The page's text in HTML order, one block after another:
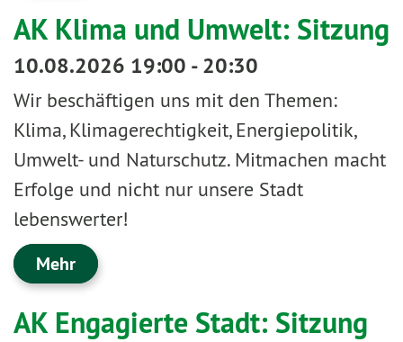
AK Klima und Umwelt: Sitzung
10.08.2026 19:00 - 20:30
Wir beschäftigen uns mit den Themen:
Klima, Klimagerechtigkeit, Energiepolitik,
Umwelt- und Naturschutz. Mitmachen macht
Erfolge und nicht nur unsere Stadt
lebenswerter!
Mehr
AK Engagierte Stadt: Sitzung